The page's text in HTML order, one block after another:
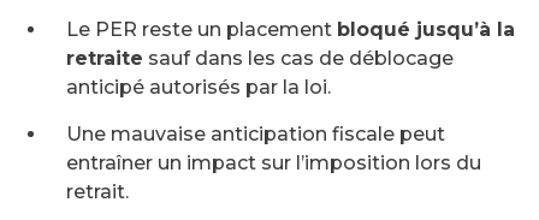
Le PER reste un placement bloqué jusqu’à la
retraite sauf dans les cas de déblocage
anticipé autorisés par la loi.
Une mauvaise anticipation fiscale peut
entraîner un impact sur l’imposition lors du
retrait.